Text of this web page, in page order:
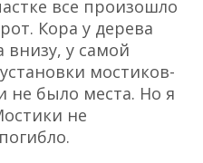
все произошло
Кора у дерева
внизу, у самой
мостиков-
не было места. Но я
не